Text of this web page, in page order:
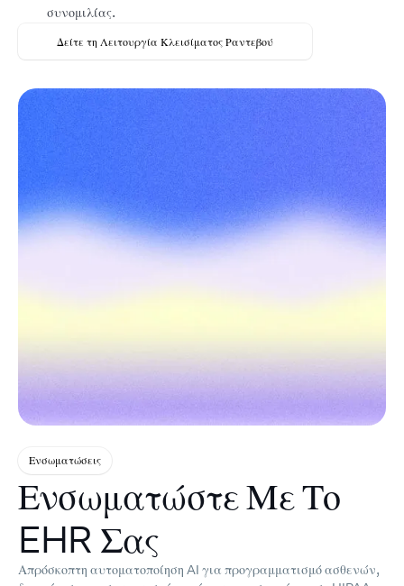
συνομιλίας.
Δείτε τη Λειτουργία Κλεισίματος Ραντεβού
Ενσωματώσεις
Ενσωματώστε Με Το
EHR Σας
Απρόσκοπτη αυτοματοποίηση AI για προγραμματισμό ασθενών,